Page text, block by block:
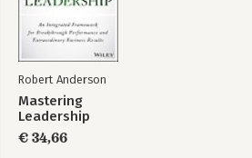
Robert Anderson
Mastering
Leadership
€ 34,66